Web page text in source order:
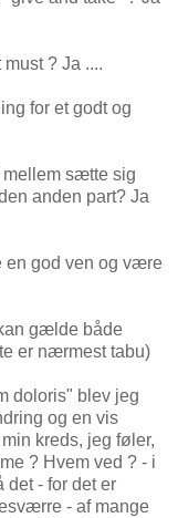
? Ja ....
for et godt og
sætte sig
anden part? Ja
en god ven og være
gælde både
er nærmest tabu)
doloris" blev jeg
og en vis
kreds, jeg føler,
? Hvem ved ? - i
det - for det er
- af mange